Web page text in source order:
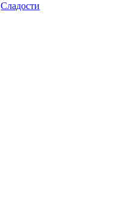
Сладости